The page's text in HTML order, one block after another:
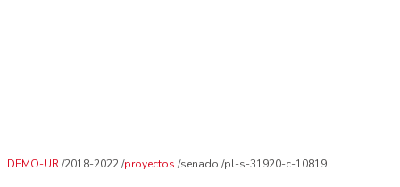
DEMO-UR 2018-2022 proyectos senado pl-s-31920-c-10819